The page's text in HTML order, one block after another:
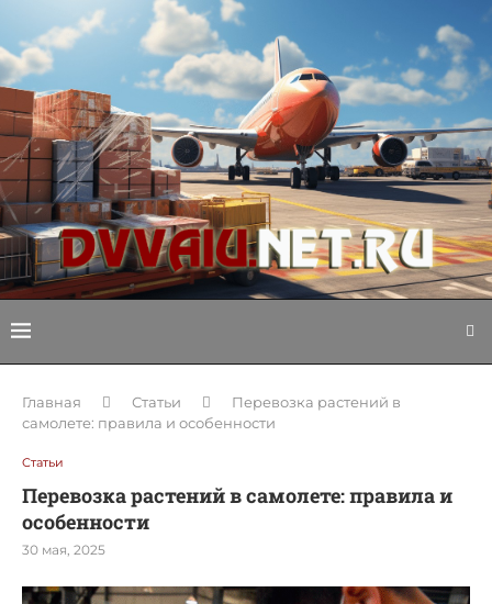
Главная Статьи
Перевозка растений в
самолете: правила и особенности
Статьи
Перевозка растений в самолете: правила и
особенности
30 мая, 2025